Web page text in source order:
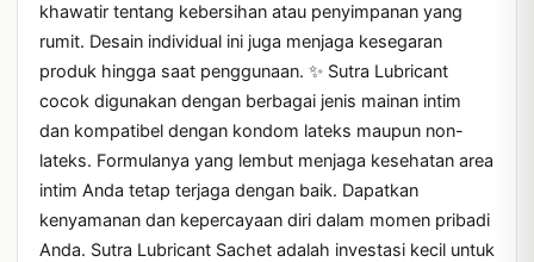
khawatir tentang kebersihan atau penyimpanan yang
rumit. Desain individual ini juga menjaga kesegaran
produk hingga saat penggunaan. ✨ Sutra Lubricant
cocok digunakan dengan berbagai jenis mainan intim
dan kompatibel dengan kondom lateks maupun non-
lateks. Formulanya yang lembut menjaga kesehatan area
intim Anda tetap terjaga dengan baik. Dapatkan
kenyamanan dan kepercayaan diri dalam momen pribadi
Anda. Sutra Lubricant Sachet adalah investasi kecil untuk